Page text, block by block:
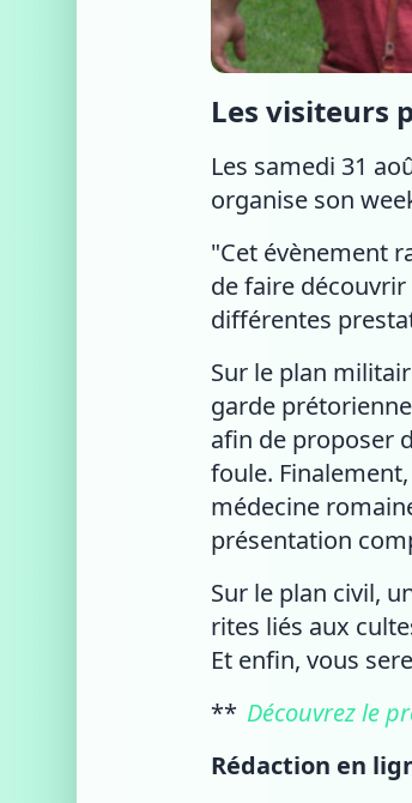
Les visiteurs
Les samedi 31
organise son
"Cet évènement
de faire
différentes
Sur le plan
garde
afin de proposer
foule.
médecine
présentation
Sur le plan civil,
rites liés aux
Et enfin, vous
** Découvrez le
Rédaction en